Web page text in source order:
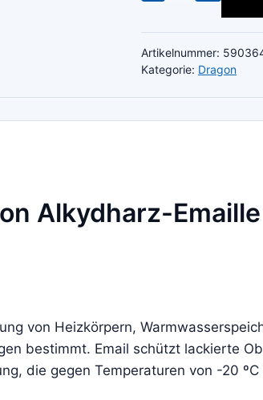
für
Heizkörper
Artikelnummer:
Kategorie: Dragon
Alkydharz-
von Heizkörpern,
bestimmt. Email schützt lackierte
die gegen Temperaturen von -20